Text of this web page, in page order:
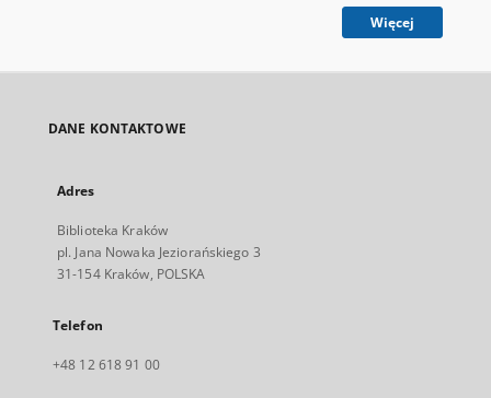
Więcej
DANE KONTAKTOWE
Adres
Biblioteka Kraków
pl. Jana Nowaka Jeziorańskiego 3
31-154 Kraków, POLSKA
Telefon
+48 12 618 91 00